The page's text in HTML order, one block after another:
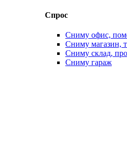
Спрос
Сниму офис,
Сниму магазин,
Сниму склад,
Сниму гараж